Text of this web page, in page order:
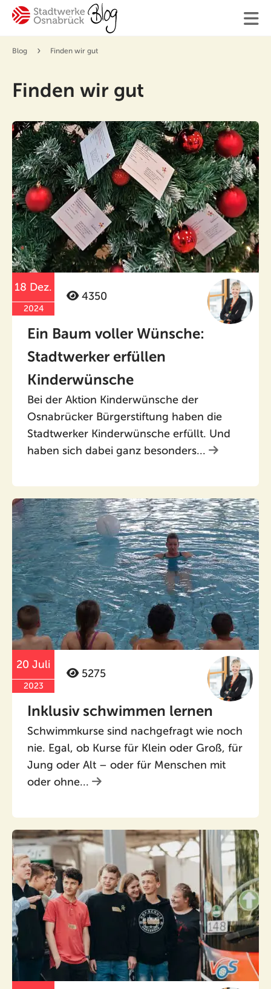
Ihre Suche
#Osnabrück #Mitarbeiter #SWO-NETZ #Energie
#Mobilität #Trinkwasser #Hilfe #Versorgung
Blogger:innen
Kontakt
Blog › Finden wir gut
Finden wir gut
18 Dez.
2024
4350
Ein Baum voller Wünsche:
Stadtwerker erfüllen
Kinderwünsche
Bei der Aktion Kinderwünsche der
Osnabrücker Bürgerstiftung haben die
Stadtwerker Kinderwünsche erfüllt. Und
haben sich dabei ganz besonders...
20 Juli
2023
5275
Inklusiv schwimmen lernen
Schwimmkurse sind nachgefragt wie noch
nie. Egal, ob Kurse für Klein oder Groß, für
Jung oder Alt – oder für Menschen mit
oder ohne...